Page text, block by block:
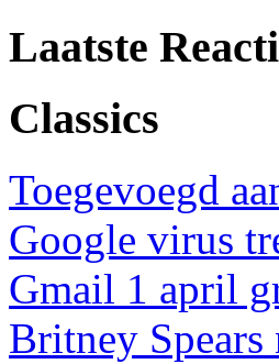
Laatste
Classics
Toegevoegd
Google virus
Gmail 1 april
Britney Spears